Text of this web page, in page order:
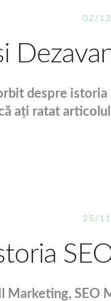
02/
despre
ați ratat
25/
Marketing,